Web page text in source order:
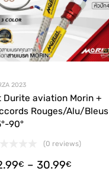
2023
Durite aviation Morin +
Rouges/Alu/Bleus
90°
(0 reviews)
€ – 30.99€